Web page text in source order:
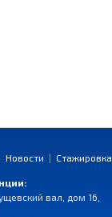
Новости | Стажировка
вал, дом 16,